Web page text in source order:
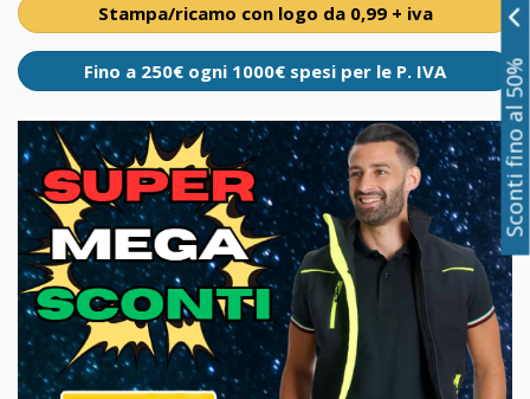
Stampa/ricamo con logo da 0,99 + iva
Fino a 250€ ogni 1000€ spesi per le P. IVA Sconti fino al 50%